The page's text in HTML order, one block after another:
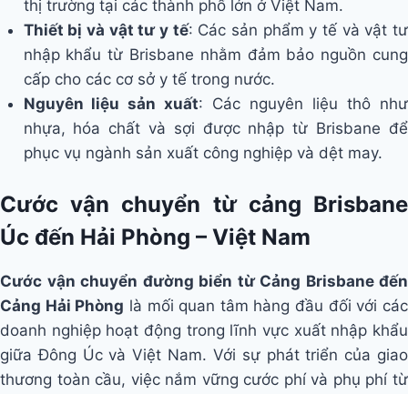
thị trường tại các thành phố lớn ở Việt Nam.
Thiết bị và vật tư y tế: Các sản phẩm y tế và vật tư
nhập khẩu từ Brisbane nhằm đảm bảo nguồn cung
cấp cho các cơ sở y tế trong nước.
Nguyên liệu sản xuất: Các nguyên liệu thô như
nhựa, hóa chất và sợi được nhập từ Brisbane để
phục vụ ngành sản xuất công nghiệp và dệt may.
Cước vận chuyển từ cảng Brisbane
Úc đến Hải Phòng – Việt Nam
Cước vận chuyển đường biển từ Cảng Brisbane đến
Cảng Hải Phòng là mối quan tâm hàng đầu đối với các
doanh nghiệp hoạt động trong lĩnh vực xuất nhập khẩu
giữa Đông Úc và Việt Nam. Với sự phát triển của giao
thương toàn cầu, việc nắm vững cước phí và phụ phí từ